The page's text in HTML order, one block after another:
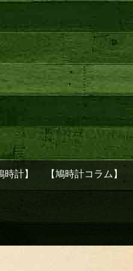
計】 【鳩時計コラム】